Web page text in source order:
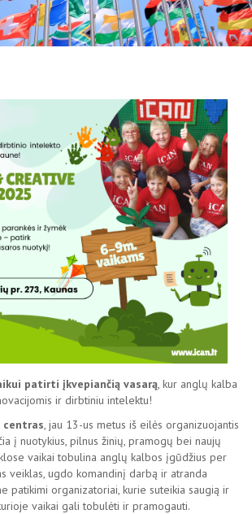
patirti įkvepiančią vasarą, kur anglų kalba
ir dirbtiniu intelektu!
centras, jau 13-us metus iš eilės organizuojantis
į nuotykius, pilnus žinių, pramogų bei naujų
vaikai tobulina anglų kalbos įgūdžius per
veiklas, ugdo komandinį darbą ir atranda
patikimi organizatoriai, kurie suteikia saugią ir
vaikai gali tobulėti ir pramogauti.